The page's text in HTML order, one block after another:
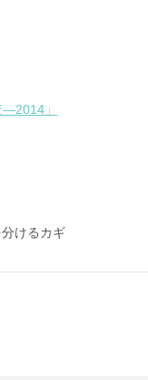
」
けるカギ